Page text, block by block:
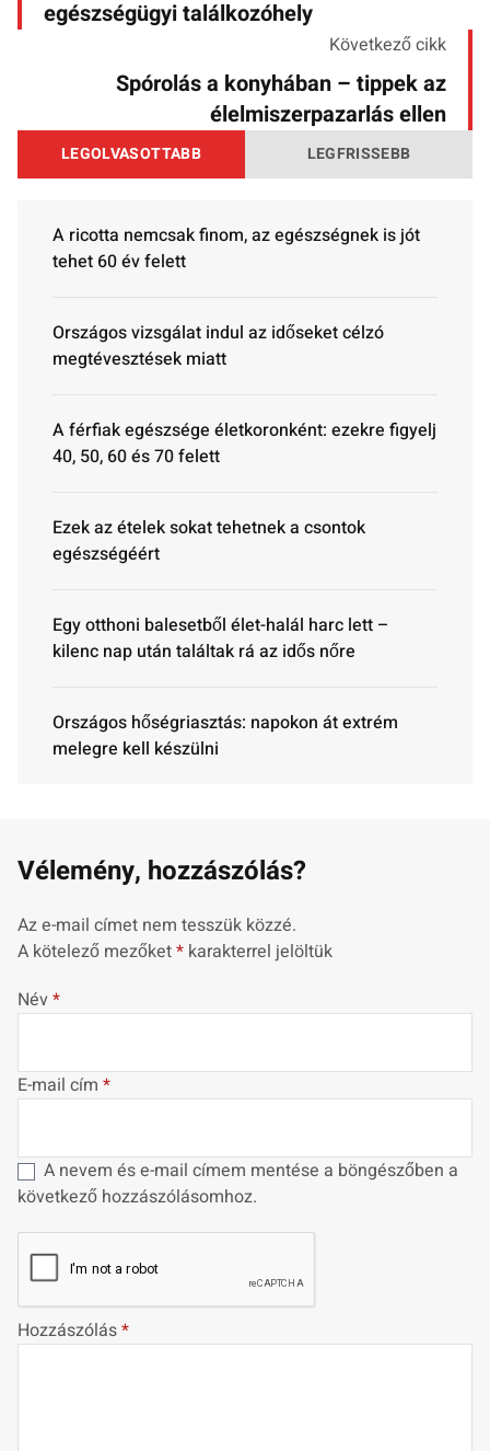
egészségügyi találkozóhely
Következő cikk
Spórolás a konyhában – tippek az
élelmiszerpazarlás ellen
LEGOLVASOTTABB LEGFRISSEBB
A ricotta nemcsak finom, az egészségnek is jót
tehet 60 év felett
Országos vizsgálat indul az időseket célzó
megtévesztések miatt
A férfiak egészsége életkoronként: ezekre figyelj
40, 50, 60 és 70 felett
Ezek az ételek sokat tehetnek a csontok
egészségéért
Egy otthoni balesetből élet-halál harc lett –
kilenc nap után találtak rá az idős nőre
Országos hőségriasztás: napokon át extrém
melegre kell készülni
Vélemény, hozzászólás?
Az e-mail címet nem tesszük közzé.
A kötelező mezőket* karakterrel jelöltük
Név*
E-mail cím *
A nevem és e-mail címem mentése a böngészőben a
következő hozzászólásomhoz.
Hozzászólás*